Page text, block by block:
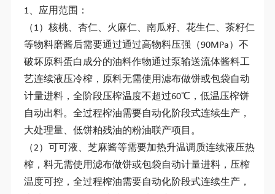
1、应用范围：
（1）核桃、杏仁、火麻仁、南瓜籽、花生仁、茶籽仁
等物料磨酱后需要通过通过高物料压强（90MPa）不
破坏原料蛋白成分的油料作物通过泵输送流体酱料工
艺连续液压冷榨，原料无需使用滤布做饼或包袋自动
计量进料，全阶段压榨温度不超过60℃，低温压榨饼
自动出料。全过程榨油需要自动化阶段式连续生产，
大处理量、低饼粕残油的粉油联产项目。
（2）可可液、芝麻酱等需要加热升温调质连续液压热
榨，料无需使用滤布做饼或包袋自动计量进料，压榨
温度可控，全过程榨油需要自动化阶段式连续生产，